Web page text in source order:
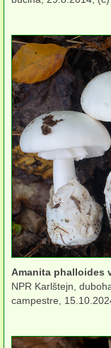
Houby smrčin
Houby suťových lesů
Houby olšin
Houby rašelinišť
Houby borů
Houby travnatých
Houby spálenišť
Houby ve vodě
Houby synantropní
podle substrátu
Amanita phalloides
NPR Karlštejn,
campestre,